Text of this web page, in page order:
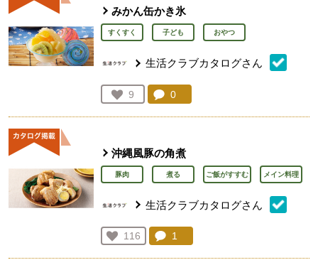
みかん缶かき氷
すくすく 子ども おやつ
生活クラブカタログさん
お気に入り登録：
9
人が登録
コメント：
0
沖縄風豚の角煮
豚肉 煮る ご飯がすすむ メイン料理
生活クラブカタログさん
お気に入り登録：
116
人が登録
コメント：
1